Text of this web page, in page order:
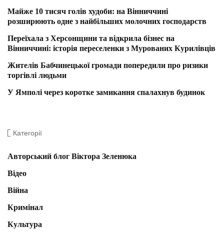
Майже 10 тисяч голів худоби: на Вінниччині
розширюють одне з найбільших молочних господарств
Переїхала з Херсонщини та відкрила бізнес на
Вінниччині: історія переселенки з Мурованих Курилівців
Жителів Бабчинецької громади попередили про ризики
торгівлі людьми
У Ямполі через коротке замикання спалахнув будинок
Категорії
Авторський блог Віктора Зеленюка
Відео
Війна
Кримінал
Культура